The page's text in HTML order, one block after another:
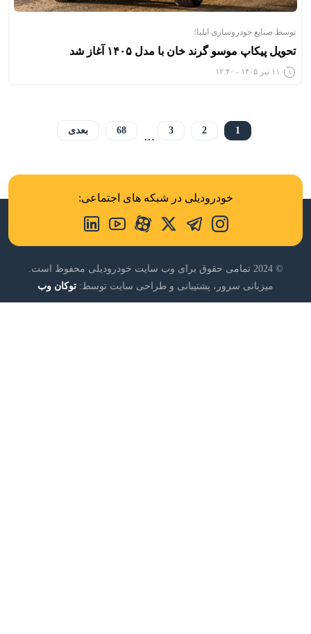
توسط صنایع خودروسازی ایلیا؛
تحویل پیکاپ موسو گرند خان با مدل ۱۴۰۵ آغاز شد
۱۱ تیر ۱۴۰۵ - ۱۲:۴۰
1
2
3
…
68 بعدی
خودرودیلی در شبکه های اجتماعی:
© 2024 تمامی حقوق برای وب سایت خودرودیلی محفوظ است.
میزبانی سرور، پشتیبانی و طراحی سایت توسط: توکان وب